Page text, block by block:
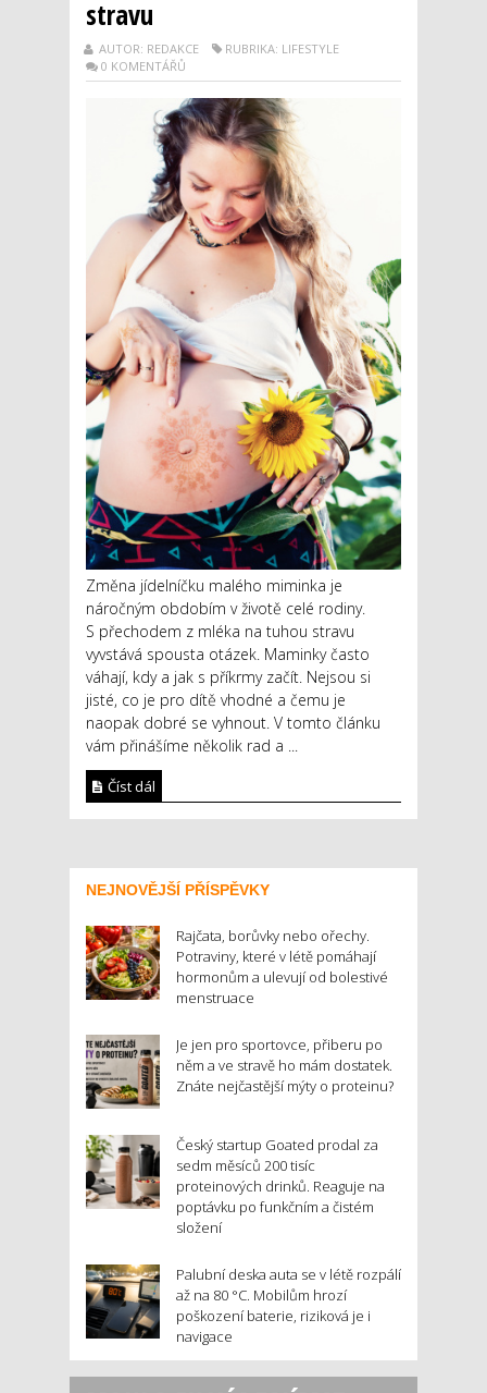
stravu
AUTOR: REDAKCE
RUBRIKA: LIFESTYLE
0 KOMENTÁŘŮ
Změna jídelníčku malého miminka je
náročným obdobím v životě celé rodiny.
S přechodem z mléka na tuhou stravu
vyvstává spousta otázek. Maminky často
váhají, kdy a jak s příkrmy začít. Nejsou si
jisté, co je pro dítě vhodné a čemu je
naopak dobré se vyhnout. V tomto článku
vám přinášíme několik rad a ...
Číst dál
NEJNOVĚJŠÍ PŘÍSPĚVKY
Rajčata, borůvky nebo ořechy.
Potraviny, které v létě pomáhají
hormonům a ulevují od bolestivé
menstruace
Je jen pro sportovce, přiberu po
něm a ve stravě ho mám dostatek.
Znáte nejčastější mýty o proteinu?
Český startup Goated prodal za
sedm měsíců 200 tisíc
proteinových drinků. Reaguje na
poptávku po funkčním a čistém
složení
Palubní deska auta se v létě rozpálí
až na 80 °C. Mobilům hrozí
poškození baterie, riziková je i
navigace